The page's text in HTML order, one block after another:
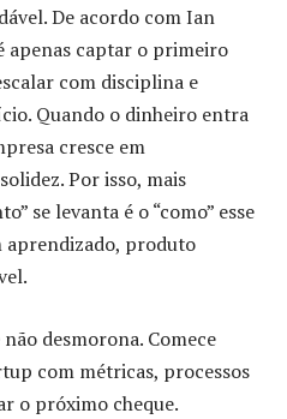
De acordo com Ian
apenas captar o primeiro
com disciplina e
Quando o dinheiro entra
cresce em
Por isso, mais
se levanta é o “como” esse
produto
desmorona. Comece
com métricas, processos
o próximo cheque.